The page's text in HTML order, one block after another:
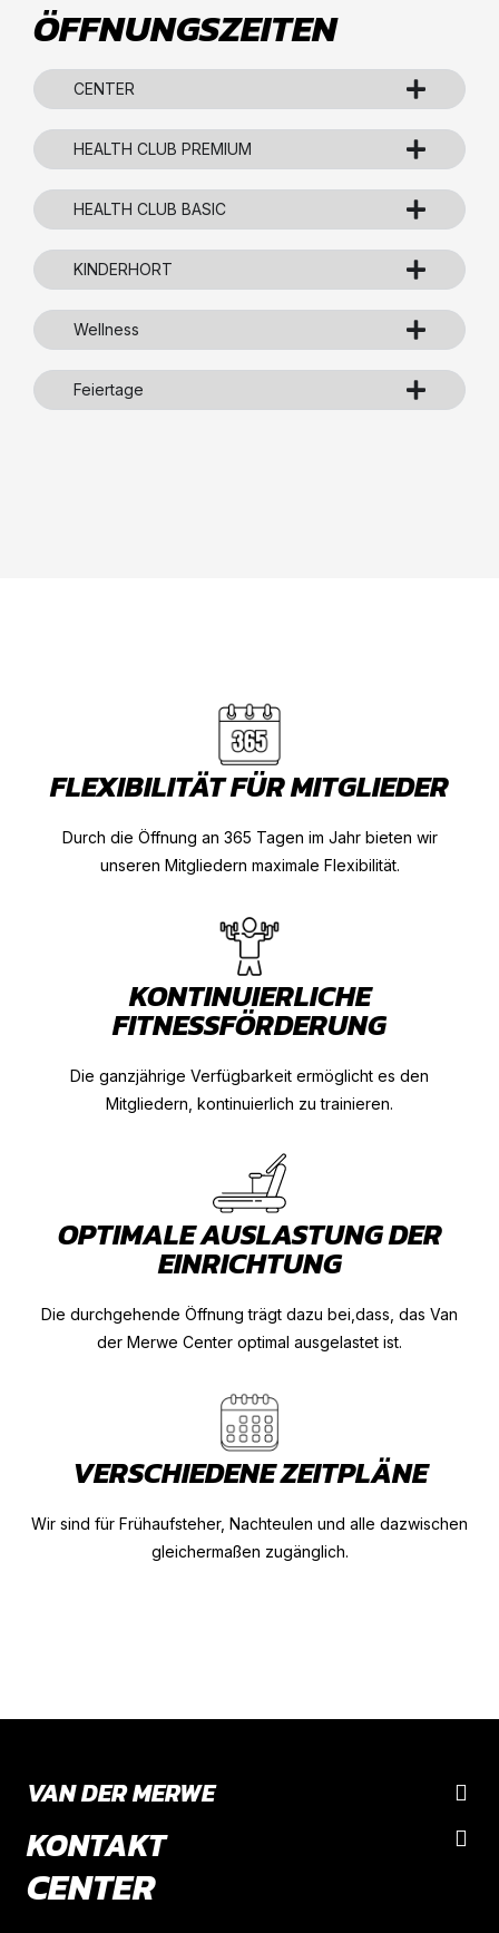
ÖFFNUNGSZEITEN
CENTER
HEALTH CLUB PREMIUM
HEALTH CLUB BASIC
KINDERHORT
Wellness
Feiertage
FLEXIBILITÄT FÜR MITGLIEDER
Durch die Öffnung an 365 Tagen im Jahr bieten wir
unseren Mitgliedern maximale Flexibilität.
KONTINUIERLICHE
FITNESSFÖRDERUNG
Die ganzjährige Verfügbarkeit ermöglicht es den
Mitgliedern, kontinuierlich zu trainieren.
OPTIMALE AUSLASTUNG DER
EINRICHTUNG
Die durchgehende Öffnung trägt dazu bei,dass, das Van
der Merwe Center optimal ausgelastet ist.
VERSCHIEDENE ZEITPLÄNE
Wir sind für Frühaufsteher, Nachteulen und alle dazwischen
gleichermaßen zugänglich.
VAN DER MERWE
KONTAKT
CENTER